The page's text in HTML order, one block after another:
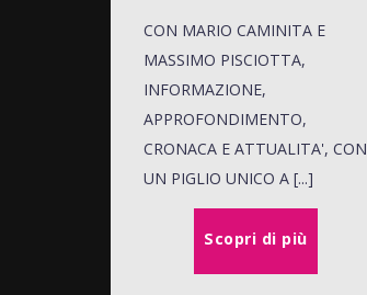
CON MARIO CAMINITA E
MASSIMO PISCIOTTA,
INFORMAZIONE,
APPROFONDIMENTO,
CRONACA E ATTUALITA', CON
UN PIGLIO UNICO A [...]
Scopri di più